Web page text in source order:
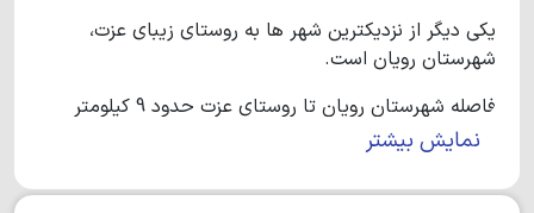
یکی دیگر از نزدیکترین شهر ها به روستای زیبای عزت،
شهرستان رویان است.
فاصله شهرستان رویان تا روستای عزت حدود 9 کیلومتر
نمایش بیشتر